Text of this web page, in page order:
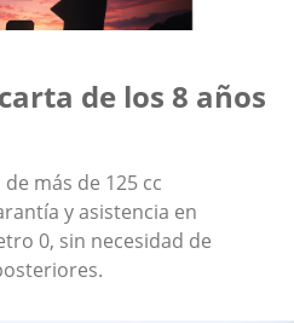
de los 8 años
más de 125 cc
y asistencia en
0, sin necesidad de